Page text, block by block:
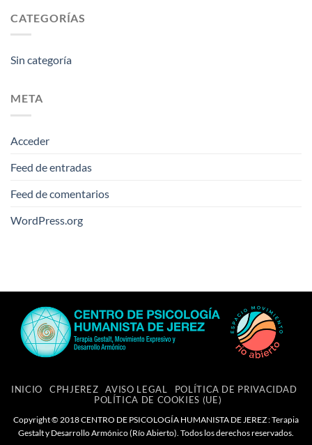
CATEGORÍAS
Sin categoría
META
Acceder
Feed de entradas
Feed de comentarios
WordPress.org
INICIO CPHJEREZ AVISO LEGAL
POLÍTICA DE PRIVACIDAD
POLÍTICA DE COOKIES (UE)
Copyright © 2018 CENTRO DE PSICOLOGÍA HUMANISTA DE JEREZ : Terapia
Gestalt y Desarrollo Armónico (Río Abierto). Todos los derechos reservados.